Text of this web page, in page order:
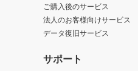
ご購入後のサービス
法人のお客様向けサービス
データ復旧サービス
サポート